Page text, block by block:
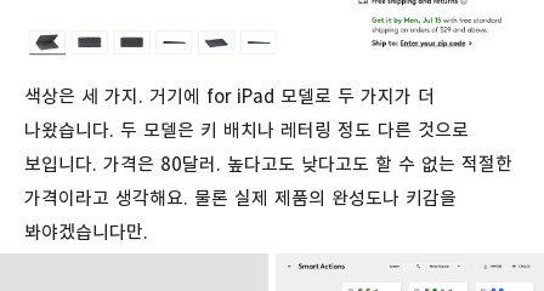
색상은 세 가지. 거기에 for iPad 모델로 두 가지가 더
나왔습니다. 두 모델은 키 배치나 레터링 정도 다른 것으로
보입니다. 가격은 80달러. 높다고도 낮다고도 할 수 없는 적절한
가격이라고 생각해요. 물론 실제 제품의 완성도나 키감을
봐야겠습니다만.